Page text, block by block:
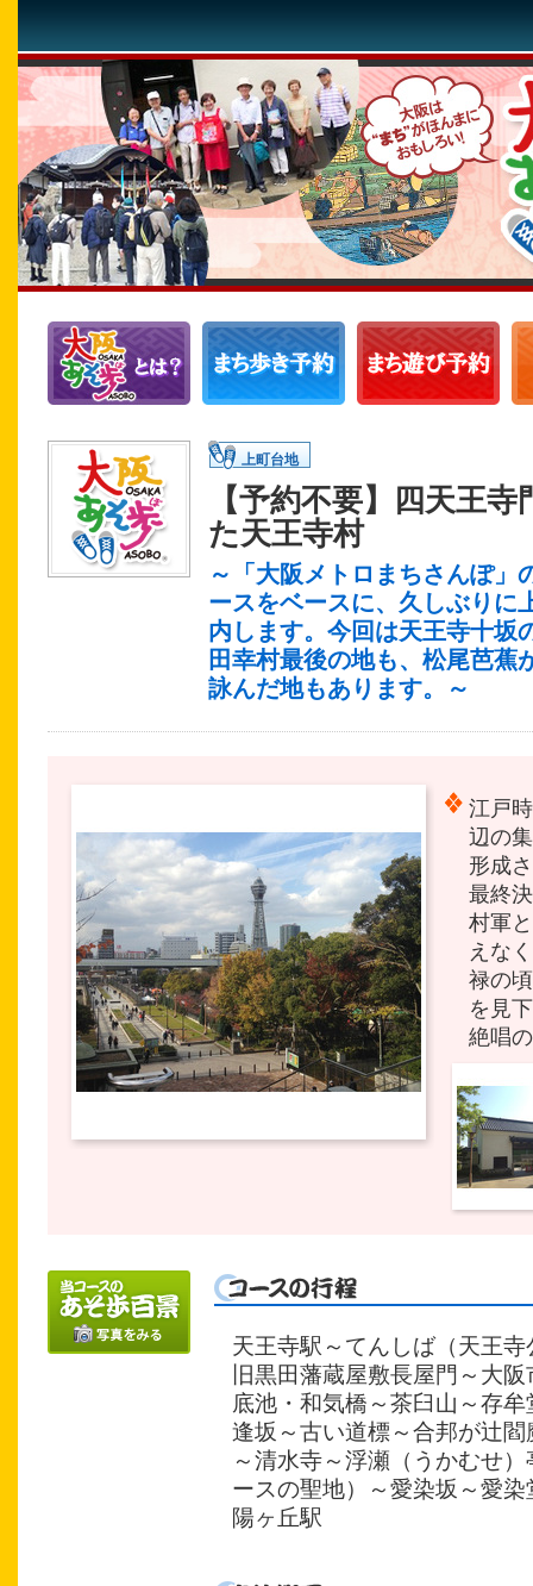
上町台地
【予約不要】四天王
た天王寺村
～「大阪メトロまちさんぽ」
ースをベースに、久しぶりに
内します。今回は天王寺十坂
田幸村最後の地も、松尾芭蕉
詠んだ地もあります。～
江戸
辺の
形成
最終
村軍
えな
禄の
を見
絶唱
天王寺駅～てんしば（天王
旧黒田藩蔵屋敷長屋門～大
底池・和気橋～茶臼山～存
逢坂～古い道標～合邦が辻
～清水寺～浮瀬（うかむせ
ースの聖地）～愛染坂～愛
陽ヶ丘駅